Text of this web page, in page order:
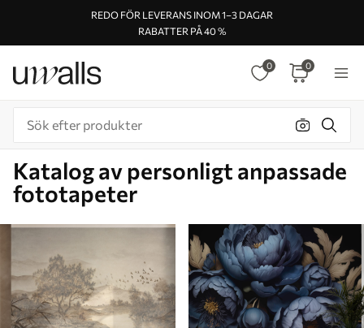
REDO FÖR LEVERANS INOM 1–3 DAGAR
RABATTER PÅ 40 %
0 0
Katalog av personligt anpassade
fototapeter